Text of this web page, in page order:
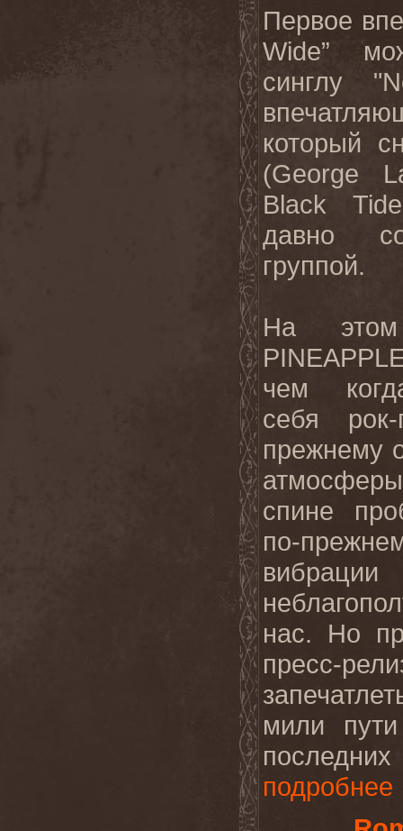
Первое
Wide”
синглу "
который
(George
Black
Tide
давно
группой.
На
чем
себя
прежнему
спине
по-
нас. Но
пресс-
мили
последних
подробнее